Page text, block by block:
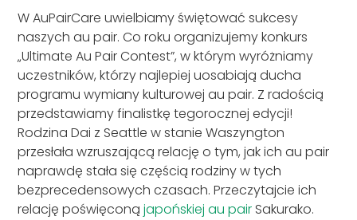
W AuPairCare uwielbiamy świętować sukcesy
naszych au pair. Co roku organizujemy konkurs
„Ultimate Au Pair Contest”, w którym wyróżniamy
uczestników, którzy najlepiej uosabiają ducha
programu wymiany kulturowej au pair. Z radością
przedstawiamy finalistkę tegorocznej edycji!
Rodzina Dai z Seattle w stanie Waszyngton
przesłała wzruszającą relację o tym, jak ich au pair
naprawdę stała się częścią rodziny w tych
bezprecedensowych czasach. Przeczytajcie ich
relację poświęconąjapońskiej au pair Sakurako.